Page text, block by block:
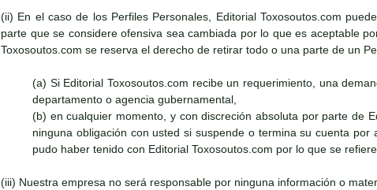
(ii) En el caso de los Perfiles Personales, Editorial Toxosoutos.com
parte que se considere ofensiva sea cambiada por lo que es aceptable
Toxosoutos.com se reserva el derecho de retirar todo o una parte de un
(a) Si Editorial Toxosoutos.com recibe un requerimiento, una
departamento o agencia gubernamental,
(b) en cualquier momento, y con discreción absoluta por parte de
ninguna obligación con usted si suspende o termina su cuenta
pudo haber tenido con Editorial Toxosoutos.com por lo que se
(iii) Nuestra empresa no será responsable por ninguna información o